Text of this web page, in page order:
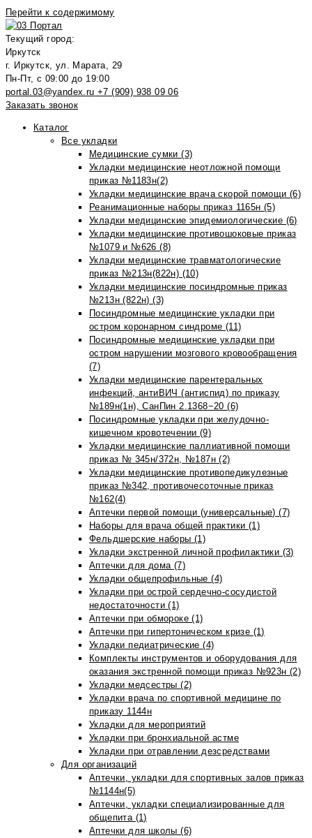
Перейти к содержимому
Текущий город:
Иркутск
г. Иркутск, ул. Марата, 29
Пн-Пт, с 09:00 до 19:00
portal.03@yandex.ru +7 (909) 938 09 06
Заказать звонок
Каталог
Все укладки
Медицинские сумки (3)
Укладки медицинские неотложной помощи
приказ №1183н(2)
Укладки медицинские врача скорой помощи (6)
Реанимационные наборы приказ 1165н (5)
Укладки медицинские эпидемиологические (6)
Укладки медицинские противошоковые приказ
№1079 и №626 (8)
Укладки медицинские травматологические
приказ №213н(822н) (10)
Укладки медицинские посиндромные приказ
№213н (822н) (3)
Посиндромные медицинские укладки при
остром коронарном синдроме (11)
Посиндромные медицинские укладки при
остром нарушении мозгового кровообращения
(7)
Укладки медицинские парентеральных
инфекций, антиВИЧ (антиспид) по приказу
№189н(1н), СанПин 2.1368−20 (6)
Посиндромные укладки при желудочно-
кишечном кровотечении (9)
Укладки медицинские паллиативной помощи
приказ № 345н/372н, №187н (2)
Укладки медицинские противопедикулезные
приказ №342, противочесоточные приказ
№162(4)
Аптечки первой помощи (универсальные) (7)
Наборы для врача общей практики (1)
Фельдшерские наборы (1)
Укладки экстренной личной профилактики (3)
Аптечки для дома (7)
Укладки общепрофильные (4)
Укладки при острой сердечно-сосудистой
недостаточности (1)
Аптечки при обмороке (1)
Аптечки при гипертоническом кризе (1)
Укладки педиатрические (4)
Комплекты инструментов и оборудования для
оказания экстренной помощи приказ №923н (2)
Укладки медсестры (2)
Укладки врача по спортивной медицине по
приказу 1144н
Укладки для мероприятий
Укладки при бронхиальной астме
Укладки при отравлении дезсредствами
Для организаций
Аптечки, укладки для спортивных залов приказ
№1144н(5)
Аптечки, укладки специализированные для
общепита (1)
Аптечки для школы (6)